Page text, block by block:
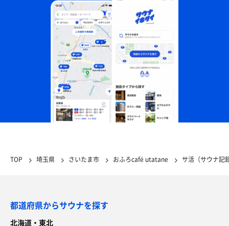
TOP 埼玉県 さいたま市 おふろcafé utatane サ活（サウナ記
都道府県からサウナを探す
北海道・東北